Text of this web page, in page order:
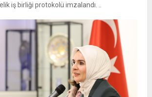
iş birliği protokolü imzalandı. ..